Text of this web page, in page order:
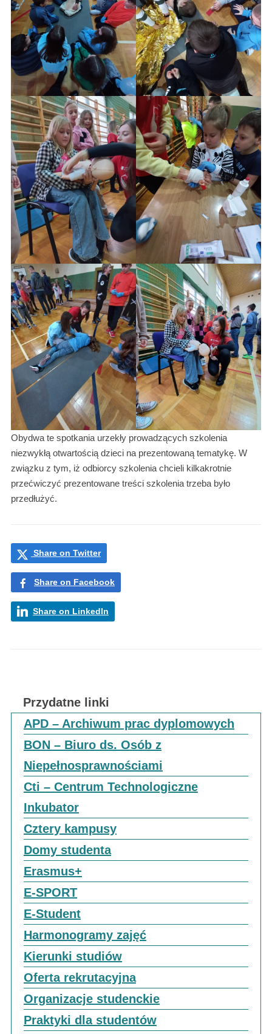
Obydwa te spotkania urzekły prowadzących szkolenia
niezwykłą otwartością dzieci na prezentowaną tematykę. W
związku z tym, iż odbiorcy szkolenia chcieli kilkakrotnie
przećwiczyć prezentowane treści szkolenia trzeba było
przedłużyć.
Share on Twitter
Share on Facebook
Share on LinkedIn
Przydatne linki
APD – Archiwum prac dyplomowych
BON – Biuro ds. Osób z
Niepełnosprawnościami
Cti – Centrum Technologiczne
Inkubator
Cztery kampusy
Domy studenta
Erasmus+
E-SPORT
E-Student
Harmonogramy zajęć
Kierunki studiów
Oferta rekrutacyjna
Organizacje studenckie
Praktyki dla studentów